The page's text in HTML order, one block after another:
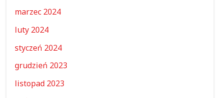
marzec 2024
luty 2024
styczeń 2024
grudzień 2023
listopad 2023